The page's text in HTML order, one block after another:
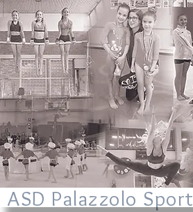
ASD Palazzolo Sport